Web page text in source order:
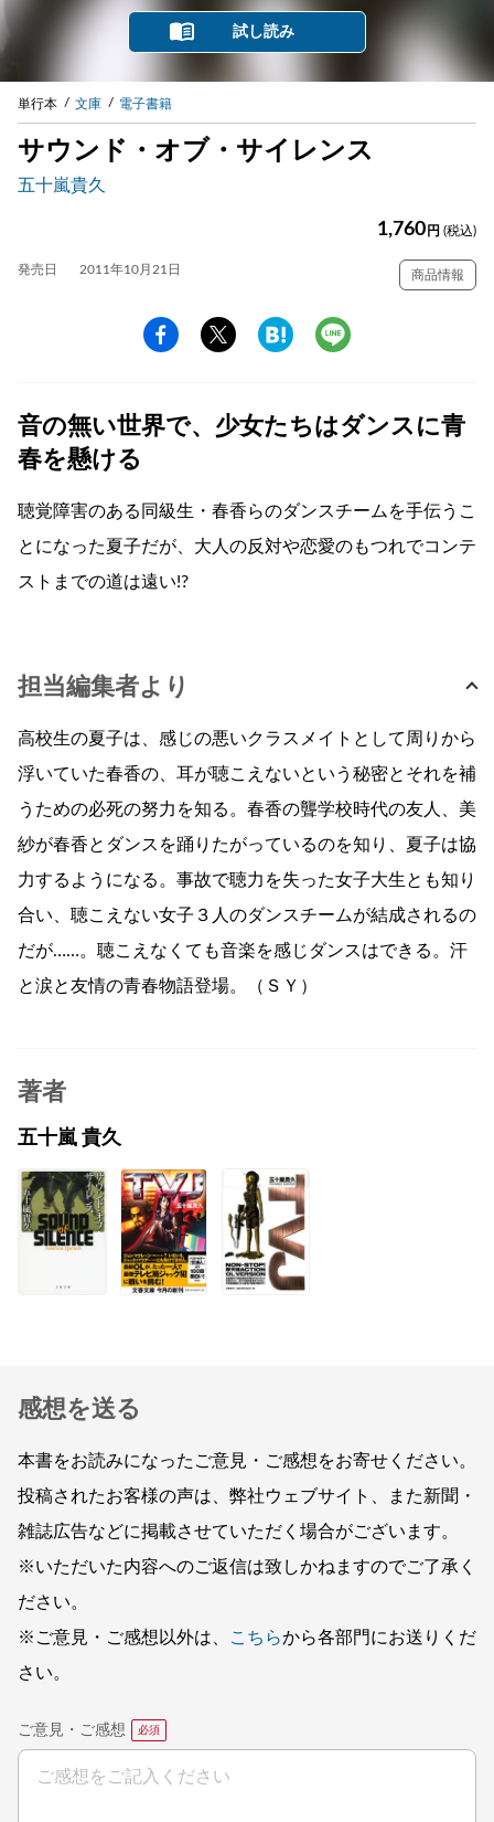
試し読み
単行本 文庫 電子書籍
サウンド・オブ・サイレンス
五十嵐貴久
1,760 円 (税込)
発売日 2011年10月21日 商品情報
音の無い世界で、少女たちはダンスに青
春を懸ける
聴覚障害のある同級生・春香らのダンスチームを手伝うこ
とになった夏子だが、大人の反対や恋愛のもつれでコンテ
ストまでの道は遠い!?
担当編集者より
高校生の夏子は、感じの悪いクラスメイトとして周りから
浮いていた春香の、耳が聴こえないという秘密とそれを補
うための必死の努力を知る。春香の聾学校時代の友人、美
紗が春香とダンスを踊りたがっているのを知り、夏子は協
力するようになる。事故で聴力を失った女子大生とも知り
合い、聴こえない女子３人のダンスチームが結成されるの
だが……。聴こえなくても音楽を感じダンスはできる。汗
と涙と友情の青春物語登場。（ＳＹ）
著者
五十嵐 貴久
感想を送る
本書をお読みになったご意見・ご感想をお寄せください。
投稿されたお客様の声は、弊社ウェブサイト、また新聞・
雑誌広告などに掲載させていただく場合がございます。
※いただいた内容へのご返信は致しかねますのでご了承く
ださい。
※ご意見・ご感想以外は、
こちらから各部門にお送りくだ
さい。
ご意見・ご感想